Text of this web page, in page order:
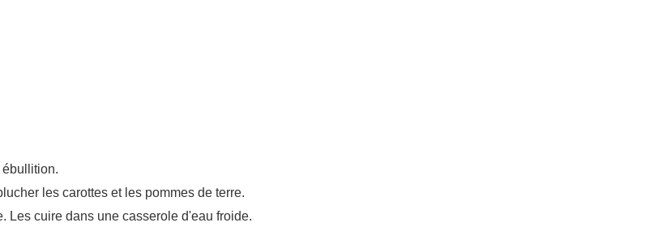
les carottes et les pommes de terre.
Les cuire dans une casserole d'eau froide.